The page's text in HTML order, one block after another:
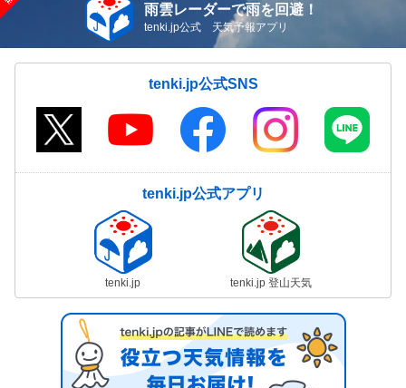
雨雲レーダーで雨を回避！
tenki.jp公式 天気予報アプリ
tenki.jp公式SNS
tenki.jp公式アプリ
tenki.jp tenki.jp 登山天気